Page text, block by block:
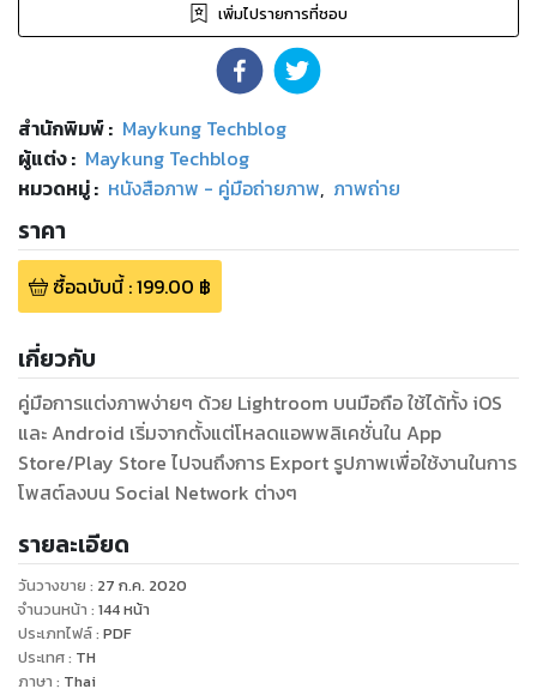
เพิ่มไปรายการที่ชอบ
สำนักพิมพ์: Maykung Techblog
ผู้แต่ง : Maykung Techblog
หมวดหมู่: หนังสือภาพ - คู่มือถ่ายภาพ, ภาพถ่าย
ราคา
ซื้อฉบับนี้:199.00 ฿
เกี่ยวกับ
คู่มือการแต่งภาพง่ายๆ ด้วย Lightroom บนมือถือ ใช้ได้ทั้ง iOS
และ Android เริ่มจากตั้งแต่โหลดแอพพลิเคชั่นใน App
Store/Play Store ไปจนถึงการ Export รูปภาพเพื่อใช้งานในการ
โพสต์ลงบน Social Network ต่างๆ
รายละเอียด
วันวางขาย : 27 ก.ค. 2020
จำนวนหน้า : 144หน้า
ประเภทไฟล์: PDF
ประเทศ: TH
ภาษา : Thai